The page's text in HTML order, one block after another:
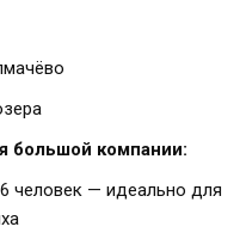
большой компании:
человек — идеально для